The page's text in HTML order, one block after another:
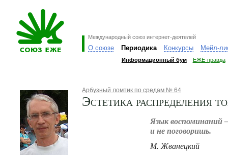
Международный союз интернет-деятелей
О союзе Периодика Конкурсы Мейл-
Информационный бум ЕЖЕ-правда
Арбузный ломтик по средам № 64
Эстетика распределения
Язык воспоминаний
и не поговоришь.
М. Жванецкий